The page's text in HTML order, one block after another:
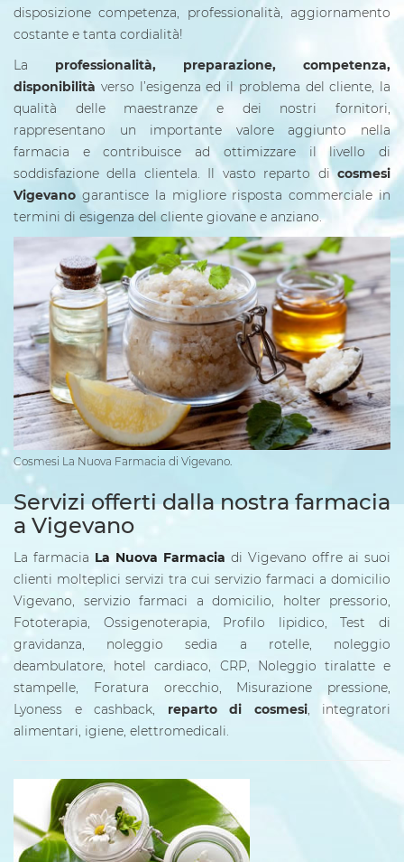
disposizione competenza, professionalità, aggiornamento
costante e tanta cordialità!
La professionalità, preparazione, competenza,
disponibilità verso l’esigenza ed il problema del cliente, la
qualità delle maestranze e dei nostri fornitori,
rappresentano un importante valore aggiunto nella
farmacia e contribuisce ad ottimizzare il livello di
soddisfazione della clientela. Il vasto reparto dicosmesi
Vigevano garantisce la migliore risposta commerciale in
termini di esigenza del cliente giovane e anziano.
Cosmesi La Nuova Farmacia di Vigevano.
Servizi offerti dalla nostra farmacia
a Vigevano
La farmacia La Nuova Farmacia di Vigevano offre ai suoi
clienti molteplici servizi tra cui servizio farmaci a domicilio
Vigevano, servizio farmaci a domicilio, holter pressorio,
Fototerapia, Ossigenoterapia, Profilo lipidico, Test di
gravidanza, noleggio sedia a rotelle, noleggio
deambulatore, hotel cardiaco, CRP, Noleggio tiralatte e
stampelle, Foratura orecchio, Misurazione pressione,
Lyoness e cashback, reparto di cosmesi, integratori
alimentari, igiene, elettromedicali.